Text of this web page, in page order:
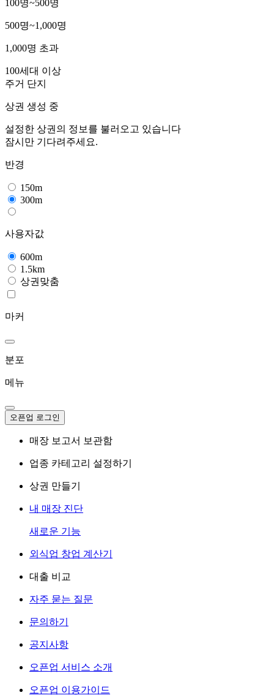
100명~500명
500명~1,000명
1,000명 초과
100세대 이상
주거 단지
상권 생성 중
설정한 상권의 정보를 불러오고 있습니다
잠시만 기다려주세요.
반경
150m
300m
사용자값
600m
1.5km
상권맞춤
마커
분포
메뉴
오픈업 로그인
매장 보고서 보관함
업종 카테고리 설정하기
상권 만들기
내 매장 진단
새로운 기능
외식업 창업 계산기
대출 비교
자주 묻는 질문
문의하기
공지사항
오픈업 서비스 소개
오픈업 이용가이드